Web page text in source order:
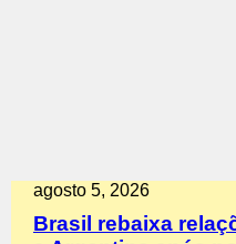
agosto 5, 2026
Brasil rebaixa